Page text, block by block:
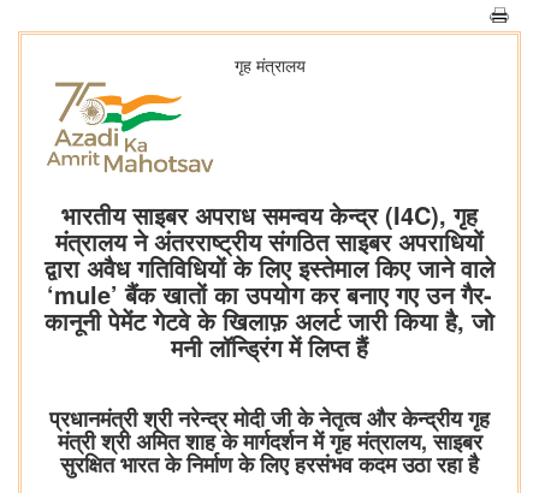
गृह मंत्रालय
भारतीय साइबर अपराध समन्वय केन्द्र (I4C), गृह
मंत्रालय ने अंतरराष्ट्रीय संगठित साइबर अपराधियों
द्वारा अवैध गतिविधियों के लिए इस्तेमाल किए जाने वाले
‘mule’ बैंक खातों का उपयोग कर बनाए गए उन गैर-
कानूनी पेमेंट गेटवे के खिलाफ़ अलर्ट जारी किया है, जो
मनी लॉन्ड्रिंग में लिप्त हैं
प्रधानमंत्री श्री नरेन्द्र मोदी जी के नेतृत्व और केन्द्रीय गृह
मंत्री श्री अमित शाह के मार्गदर्शन में गृह मंत्रालय, साइबर
सुरक्षित भारत के निर्माण के लिए हरसंभव कदम उठा रहा है